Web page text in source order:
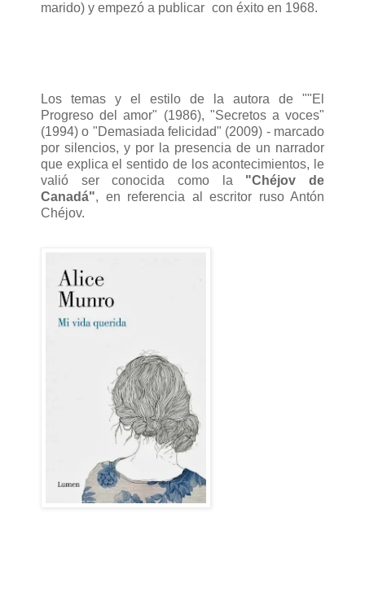
marido) y empezó a publicar con éxito en 1968.
Los temas y el estilo de la autora de ""El
Progreso del amor" (1986), "Secretos a voces"
(1994) o "Demasiada felicidad" (2009) - marcado
por silencios, y por la presencia de un narrador
que explica el sentido de los acontecimientos, le
valió ser conocida como la "Chéjov de
Canadá", en referencia al escritor ruso Antón
Chéjov.